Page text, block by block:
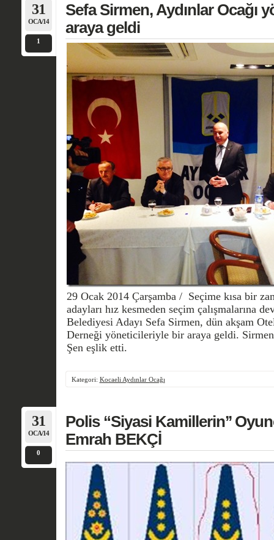
31
OCA/14
1
Sefa Sirmen, Aydınlar Ocağı
araya geldi
29Ocak 2014 Çarşamba / Seçime kısa bir
adayları hız kesmeden seçim çalışmalarına
Belediyesi Adayı Sefa Sirmen, dün akşam
Derneği yöneticileriyle bir araya geldi.
Şen eşlik etti.
Kategori: Kocaeli Aydınlar Ocağı
31
OCA/14
0
Polis “Siyasi Kamillerin’’
Emrah BEKÇİ